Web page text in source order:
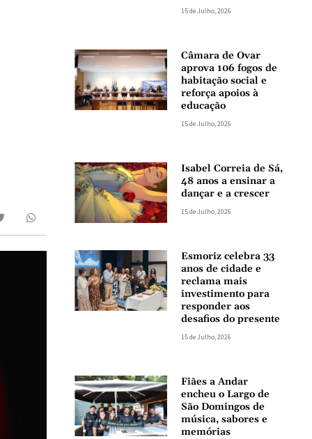
15 de Julho, 2026
Câmara de Ovar
aprova 106 fogos de
habitação social e
reforça apoios à
educação
15 de Julho, 2026
Isabel Correia de Sá,
48 anos a ensinar a
dançar e a crescer
15 de Julho, 2026
Esmoriz celebra 33
anos de cidade e
reclama mais
investimento para
responder aos
desafios do presente
15 de Julho, 2026
Fiães a Andar
encheu o Largo de
São Domingos de
música, sabores e
memórias